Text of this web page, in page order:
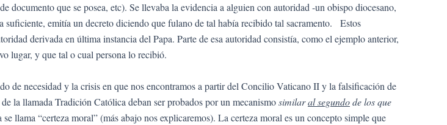
documento que se posea, etc). Se llevaba la evidencia a alguien con autoridad -un obispo diocesano,
emitía un decreto diciendo que fulano de tal había recibido tal sacramento. Estos
derivada en última instancia del Papa. Parte de esa autoridad consistía, como el ejemplo anterior,
lugar, y que tal o cual persona lo recibió.
de necesidad y la crisis en que nos encontramos a partir del Concilio Vaticano II y la falsificación de
la llamada Tradición Católica deban ser probados por un mecanismosimilaral segundode los que
llama “certeza moral” (más abajo nos explicaremos). La certeza moral es un concepto simple que